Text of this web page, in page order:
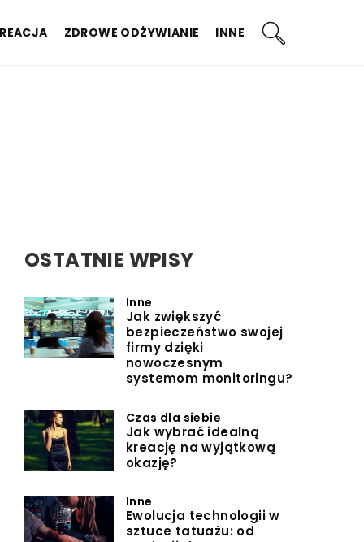
ZDROWE ODŻYWIANIE INNE
OSTATNIE WPISY
Inne
Jak zwiększyć
bezpieczeństwo swojej
firmy dzięki
nowoczesnym
systemom monitoringu?
Czas dla siebie
Jak wybrać idealną
kreację na wyjątkową
okazję?
Inne
Ewolucja technologii w
sztuce tatuażu: od